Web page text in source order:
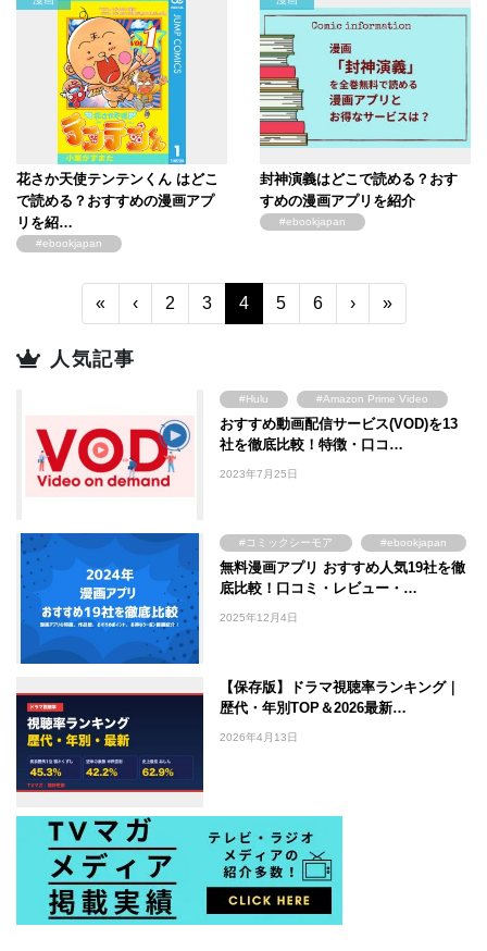
花さか天使テンテンくん はどこ
で読める？おすすめの漫画アプ
リを紹…
#ebookjapan
封神演義はどこで読める？おす
すめの漫画アプリを紹介
#ebookjapan
« ‹ 2 3 4 5 6 › »
人気記事
#Hulu #Amazon Prime Video
#FOD #U-NEXT
#TSUTAYA #WOWOW
#ABEMA
おすすめ動画配信サービス(VOD)を13
社を徹底比較！特徴・口コ…
2023年7月25日
#コミックシーモア #ebookjapan
#まんが王国 #Amebaマンガ
無料漫画アプリ おすすめ人気19社を徹
底比較！口コミ・レビュー・…
2025年12月4日
【保存版】ドラマ視聴率ランキング｜
歴代・年別TOP＆2026最新…
2026年4月13日